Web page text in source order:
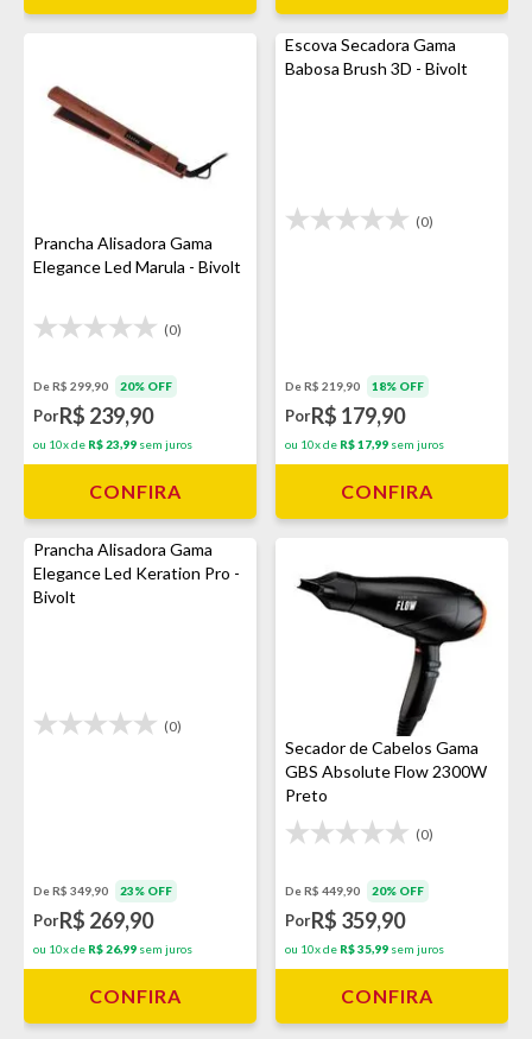
Prancha Alisadora Gama
Elegance Led Marula - Bivolt
(0)
De R$ 299,90 20% OFF
PorR$ 239,90
ou 10x de R$ 23,99 sem juros
CONFIRA
Escova Secadora Gama
Babosa Brush 3D - Bivolt
(0)
De R$ 219,90 18% OFF
PorR$ 179,90
ou 10x de R$ 17,99 sem juros
CONFIRA
Prancha Alisadora Gama
Elegance Led Keration Pro -
Bivolt
(0)
De R$ 349,90 23% OFF
PorR$ 269,90
ou 10x de R$ 26,99 sem juros
CONFIRA
Secador de Cabelos Gama
GBS Absolute Flow 2300W
Preto
(0)
De R$ 449,90 20% OFF
PorR$ 359,90
ou 10x de R$ 35,99 sem juros
CONFIRA